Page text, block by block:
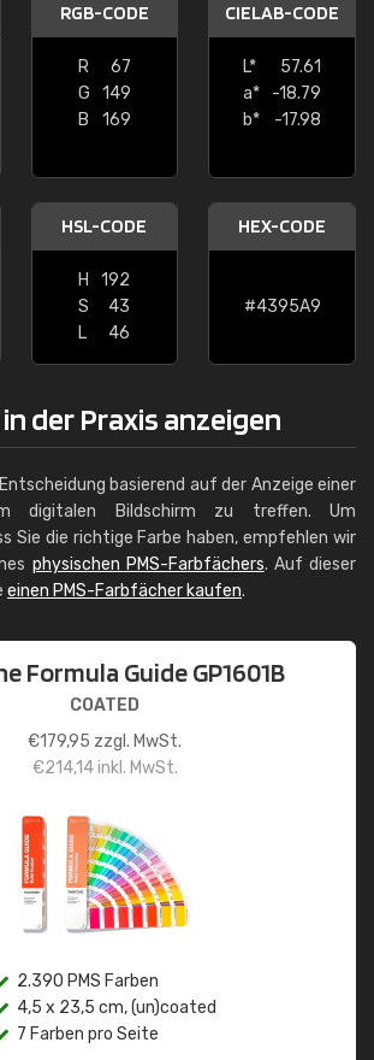
RGB-CODE
R
67
G
149
B
169
CIELAB-CODE
L*
57.61
a*
-18.79
b*
-17.98
HSL-CODE
H
192
S
43
L
46
HEX-CODE
#4395A9
in der Praxis anzeigen
basierend auf der Anzeige einer
digitalen Bildschirm zu treffen. Um
Sie die richtige Farbe haben, empfehlen wir
physischen PMS-Farbfächers. Auf dieser
einen PMS-Farbfächer kaufen.
Formula Guide GP1601B
COATED
€179,95 zzgl. MwSt.
€214,14inkl. MwSt.
2.390 PMS Farben
4,5 x 23,5 cm, (un)coated
7 Farben pro Seite